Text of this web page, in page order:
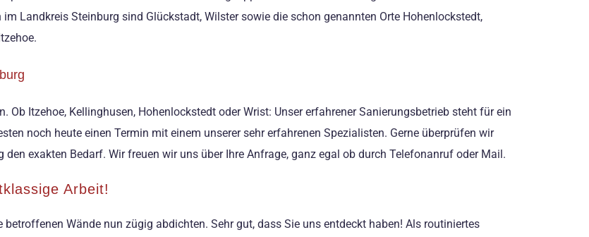
Landkreis Steinburg sind Glückstadt, Wilster sowie die schon genannten Orte Hohenlockstedt,
Ob Itzehoe, Kellinghusen, Hohenlockstedt oder Wrist: Unser erfahrener Sanierungsbetrieb steht für ein
noch heute einen Termin mit einem unserer sehr erfahrenen Spezialisten. Gerne überprüfen wir
den exakten Bedarf. Wir freuen wir uns über Ihre Anfrage, ganz egal ob durch Telefonanruf oder Mail.
Arbeit!
Wände nun zügig abdichten. Sehr gut, dass Sie uns entdeckt haben! Als routiniertes